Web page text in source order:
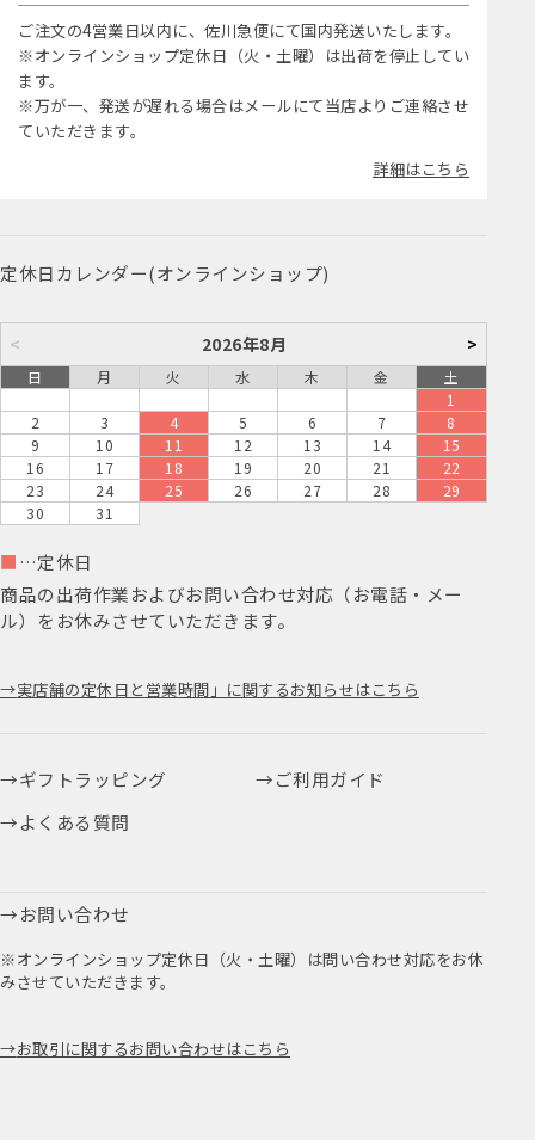
ご注文の4営業日以内に、佐川急便にて国内発送いたします。
※オンラインショップ定休日（火・土曜）は出荷を停止してい
ます。
※万が一、発送が遅れる場合はメールにて当店よりご連絡させ
ていただきます。
詳細はこちら
定休日カレンダー(オンラインショップ)
< 2026年8月 >
日 月 火 水 木 金
土
1
2
3 4 5 6 7
8
9
10 11 12 13 14
15
16
17 18 19 20 21
22
23
24 25 26 27 28
29
30
31
■ …定休日
商品の出荷作業およびお問い合わせ対応（お電話・メー
ル）をお休みさせていただきます。
実店舗の定休日と営業時間」に関するお知らせはこちら
ギフトラッピング
ご利用ガイド
よくある質問
お問い合わせ
※オンラインショップ定休日（火・土曜）は問い合わせ対応をお休
みさせていただきます。
お取引に関するお問い合わせはこちら